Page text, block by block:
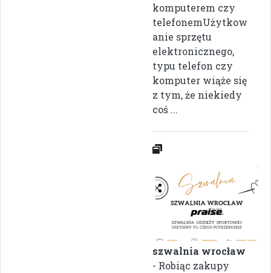
komputerem czy
telefonemUżytkow
anie sprzętu
elektronicznego,
typu telefon czy
komputer wiąże się
z tym, że niekiedy
coś ...
szwalnia wrocław
- Robiąc zakupy